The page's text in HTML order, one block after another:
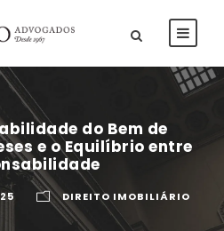
do Bem de
e o Equilíbrio entre
DIREITO IMOBILIÁRIO